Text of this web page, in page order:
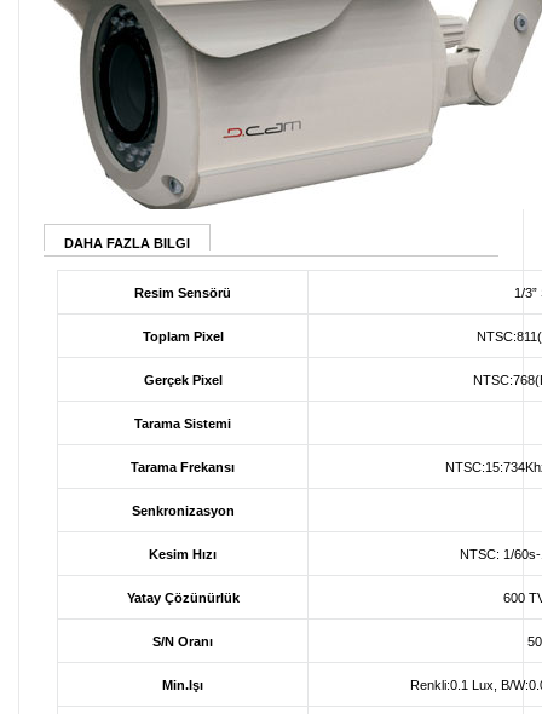
DAHA FAZLA BILGI
Resim Sensörü 1/
Toplam Pixel
Gerçek Pixel
Tarama Sistemi
Tarama Frekansı
Senkronizasyon
Kesim Hızı NTSC: 1/
Yatay Çözünürlük 600
S/N Oranı
Min.Işı Renkli:0.1 Lux, B/